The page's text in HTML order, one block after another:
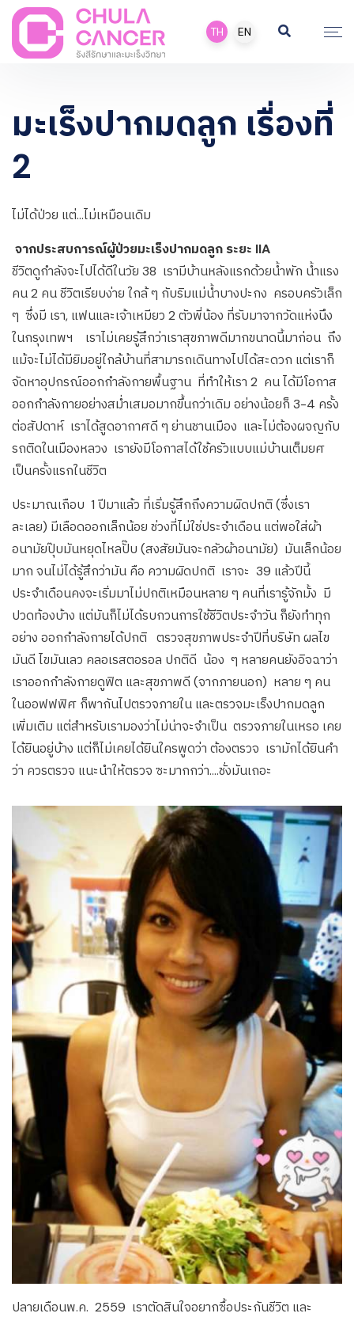
TH EN
มะเร็งปากมดลูก เรื่องที่
2
ไม่ได้ป่วย แต่…ไม่เหมือนเดิม
จากประสบการณ์ผู้ป่วยมะเร็งปากมดลูก ระยะ IIA
ชีวิตดูกำลังจะไปได้ดีในวัย 38 เรามีบ้านหลังแรกด้วยน้ำพัก น้ำแรง
คน 2 คน ชีวิตเรียบง่าย ใกล้ ๆ กับริมแม่น้ำบางปะกง ครอบครัวเล็ก
ๆ ซึ่งมี เรา, แฟนและเจ้าเหมียว 2 ตัวพี่น้อง ที่รับมาจากวัดแห่งนึง
ในกรุงเทพฯ เราไม่เคยรู้สึกว่าเราสุขภาพดีมากขนาดนี้มาก่อน ถึง
แม้จะไม่ได้มียิมอยู่ใกล้บ้านที่สามารถเดินทางไปได้สะดวก แต่เราก็
จัดหาอุปกรณ์ออกกำลังกายพื้นฐาน ที่ทำให้เรา 2 คน ได้มีโอกาส
ออกกำลังกายอย่างสม่ำเสมอมากขึ้นกว่าเดิม อย่างน้อยก็ 3-4 ครั้ง
ต่อสัปดาห์ เราได้สูดอากาศดี ๆ ย่านชานเมือง และไม่ต้องผจญกับ
รถติดในเมืองหลวง เรายังมีโอกาสได้ใช้ครัวแบบแม่บ้านเต็มยศ
เป็นครั้งแรกในชีวิต
ประมาณเกือบ 1 ปีมาแล้ว ที่เริ่มรู้สึกถึงความผิดปกติ (ซึ่งเรา
ละเลย) มีเลือดออกเล็กน้อย ช่วงที่ไม่ใช่ประจำเดือน แต่พอใส่ผ้า
อนามัยปุ๊บมันหยุดไหลปั๊บ (สงสัยมันจะกลัวผ้าอนามัย) มันเล็กน้อย
มาก จนไม่ได้รู้สึกว่ามัน คือ ความผิดปกติ เราจะ 39 แล้วปีนี้
ประจำเดือนคงจะเริ่มมาไม่ปกติเหมือนหลาย ๆ คนที่เรารู้จักมั้ง มี
ปวดท้องบ้าง แต่มันก็ไม่ได้รบกวนการใช้ชีวิตประจำวัน ก็ยังทำทุก
อย่าง ออกกำลังกายได้ปกติ ตรวจสุขภาพประจำปีที่บริษัท ผลไข
มันดี ไขมันเลว คลอเรสตอรอล ปกติดี น้อง ๆ หลายคนยังอิจฉาว่า
เราออกกำลังกายดูฟิต และสุขภาพดี (จากภายนอก) หลาย ๆ คน
ในออฟฟฟิศ ก็พากันไปตรวจภายใน และตรวจมะเร็งปากมดลูก
เพิ่มเติม แต่สำหรับเรามองว่าไม่น่าจะจำเป็น ตรวจภายในเหรอ เคย
ได้ยินอยู่บ้าง แต่ก็ไม่เคยได้ยินใครพูดว่า ต้องตรวจ เรามักได้ยินคำ
ว่า ควรตรวจ แนะนำให้ตรวจ ซะมากกว่า….ชั่งมันเถอะ
ปลายเดือนพ.ค. 2559 เราตัดสินใจอยากซื้อประกันชีวิต และ